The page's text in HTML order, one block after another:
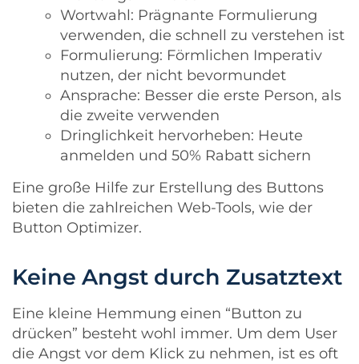
Wortwahl: Prägnante Formulierung
verwenden, die schnell zu verstehen ist
Formulierung: Förmlichen Imperativ
nutzen, der nicht bevormundet
Ansprache: Besser die erste Person, als
die zweite verwenden
Dringlichkeit hervorheben: Heute
anmelden und 50% Rabatt sichern
Eine große Hilfe zur Erstellung des Buttons
bieten die zahlreichen Web-Tools, wie der
Button Optimizer.
Keine Angst durch Zusatztext
Eine kleine Hemmung einen “Button zu
drücken” besteht wohl immer. Um dem User
die Angst vor dem Klick zu nehmen, ist es oft